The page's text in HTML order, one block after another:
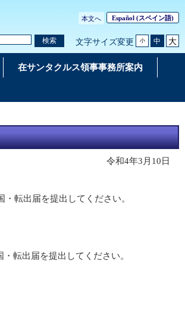
本文へ Español(スペイン語)
検索 文字サイズ変更 小 中 大
在サンタクルス領事事務所案内
令和4年3月10日
転出届を提出してください。
転出届を提出してください。